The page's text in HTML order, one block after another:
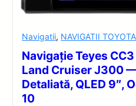
Navigatii, NAVIGATII TOYOTA
Navigație Teyes
Land Cruiser J300
Detaliată, QLED 9″,
10